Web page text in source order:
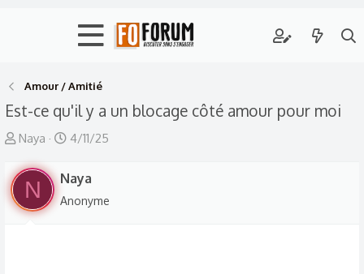
Amour / Amitié
Est-ce qu'il y a un blocage côté amour pour moi
A
t
u
Naya
D
t
e
4/11/25
N Naya
Anonyme